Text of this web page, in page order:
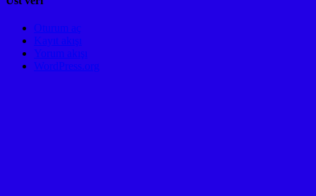
Oturum aç
Kayıt akışı
Yorum akışı
WordPress.org